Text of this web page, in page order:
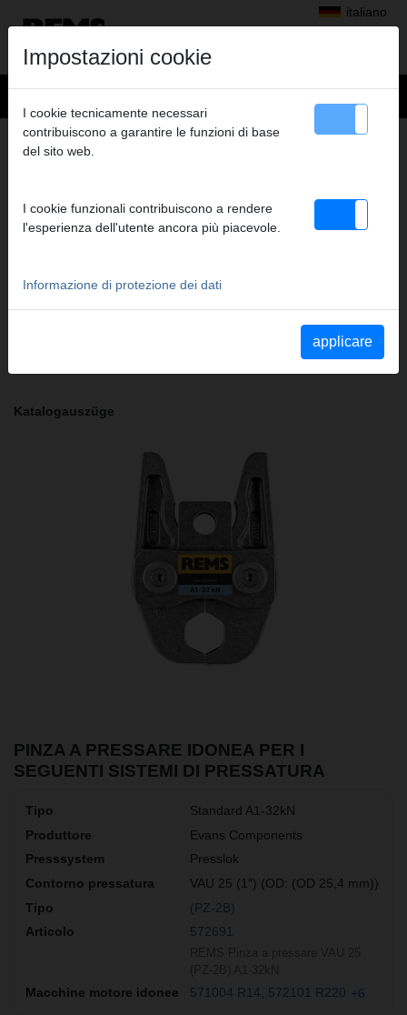
italiano
Prodotti>Pressatura radiale>Pinze a pressare/anelli a pressare REMS
> REMS Pinza a pressare VAU 25
(PZ-2B) A1-32KN
Istruzioni di sicurezza PP/AP/PI/PP E01/Tagliacavo
Katalogauszüge
PINZA A PRESSARE IDONEA PER I
SEGUENTI SISTEMI DI PRESSATURA
Standard A1-32kN
Evans Components
Presslok
VAU 25 (1″) (OD: (OD 25,4 mm))
(PZ-2B)
572691
571004 R14 572101 R220 +6
Impostazioni cookie
I cookie tecnicamente necessari
contribuiscono a garantire le funzioni di base
del sito web.
I cookie funzionali contribuiscono a rendere
l'esperienza dell'utente ancora più piacevole.
Informazione di protezione dei dati
applicare